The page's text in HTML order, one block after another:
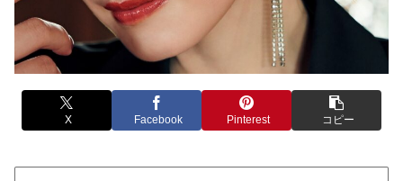
X Facebook Pinterest コピー